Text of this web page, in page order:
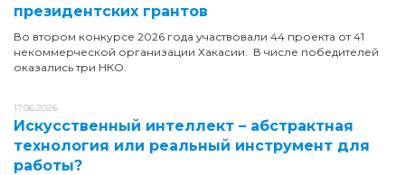
президентских грантов
Во втором конкурсе 2026 года участвовали 44 проекта от 41
некоммерческой организации Хакасии. В числе победителей
оказались три НКО.
17.06.2026
Искусственный интеллект – абстрактная
технология или реальный инструмент для
работы?